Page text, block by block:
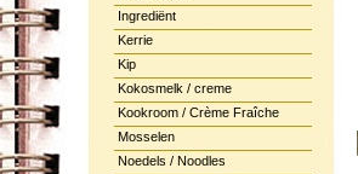
Ingrediënt
Kerrie
Kip
Kokosmelk / creme
Kookroom / Crème Fraîche
Mosselen
Noedels / Noodles